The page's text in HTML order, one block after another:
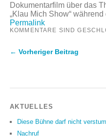
Dokumentarfilm über das
„Klau Mich Show“
Permalink
KOMMENTARE SIND
← Vorheriger Beitrag
AKTUELLES
Diese Bühne darf nicht
Nachruf